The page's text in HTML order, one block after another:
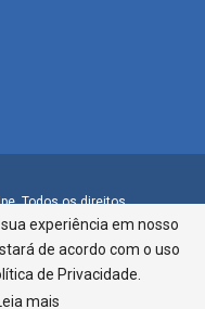
Todos os direitos
Bairro São José |
- CI Centro de
experiência em nosso
de acordo com o uso
de Privacidade.
mais